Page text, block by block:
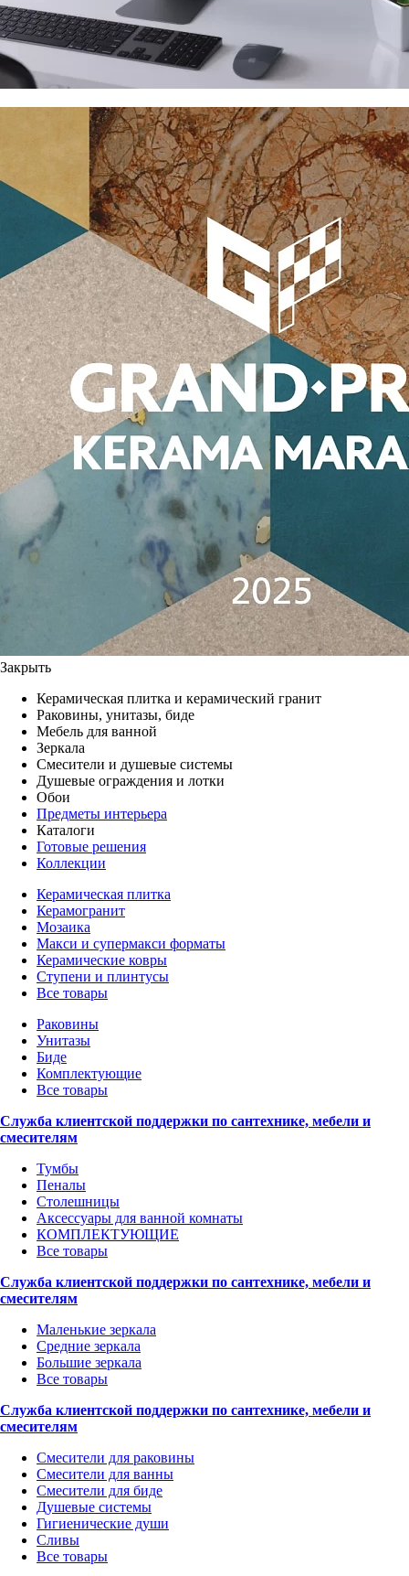
Закрыть
Керамическая плитка и керамический гранит
Раковины, унитазы, биде
Мебель для ванной
Зеркала
Смесители и душевые системы
Душевые ограждения и лотки
Обои
Предметы интерьера
Каталоги
Готовые решения
Коллекции
Керамическая плитка
Керамогранит
Мозаика
Макси и супермакси форматы
Керамические ковры
Ступени и плинтусы
Все товары
Раковины
Унитазы
Биде
Комплектующие
Все товары
Служба клиентской поддержки по сантехнике, мебели и
смесителям
Тумбы
Пеналы
Столешницы
Аксессуары для ванной комнаты
КОМПЛЕКТУЮЩИЕ
Все товары
Служба клиентской поддержки по сантехнике, мебели и
смесителям
Маленькие зеркала
Средние зеркала
Большие зеркала
Все товары
Служба клиентской поддержки по сантехнике, мебели и
смесителям
Смесители для раковины
Смесители для ванны
Смесители для биде
Душевые системы
Гигиенические души
Сливы
Все товары